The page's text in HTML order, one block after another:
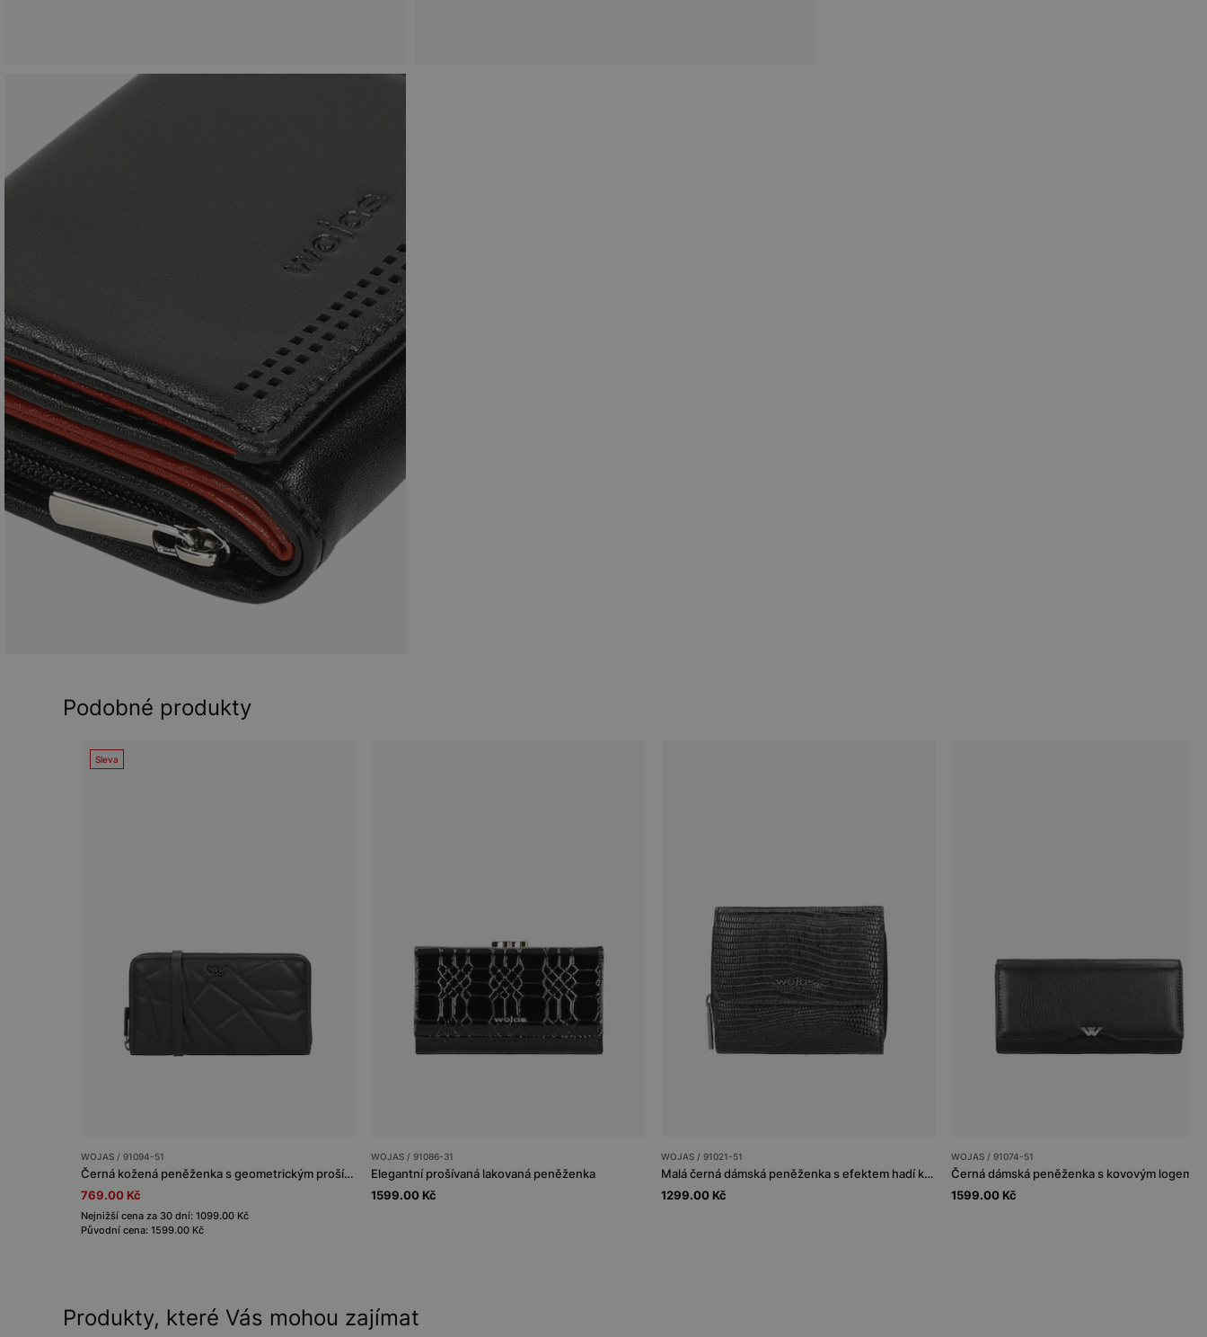
Podobné produkty
Sleva
WOJAS / 91094-51
Černá kožená peněženka s geometrickým prošíváním a páskem
769.00 Kč
Nejnižší cena za 30 dní: 1099.00 Kč
Původní cena: 1599.00 Kč
WOJAS / 91086-31
Elegantní prošívaná lakovaná peněženka
1599.00 Kč
WOJAS / 91021-51
Malá černá dámská peněženka s efektem hadí kůže
1299.00 Kč
WOJAS / 91074-51
1599.00 Kč
Produkty, které Vás mohou zajímat